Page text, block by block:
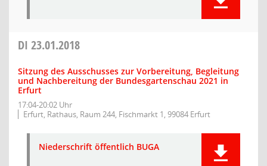
DI 23.01.2018
Sitzung des Ausschusses zur Vorbereitung, Begleitung
und Nachbereitung der Bundesgartenschau 2021 in
Erfurt
17:04-20:02 Uhr
Erfurt, Rathaus, Raum 244, Fischmarkt 1, 99084 Erfurt
Niederschrift öffentlich BUGA